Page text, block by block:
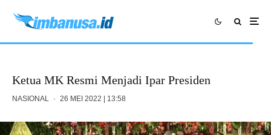
Ketua MK Resmi Menjadi Ipar Presiden
NASIONAL · 26 MEI 2022 | 13:58